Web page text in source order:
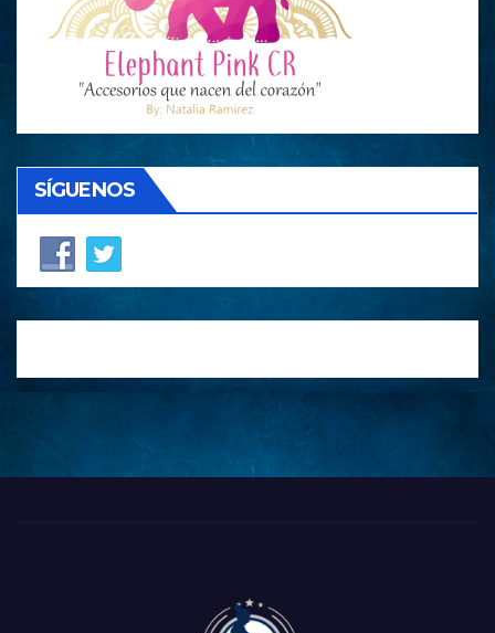
SÍGUENOS